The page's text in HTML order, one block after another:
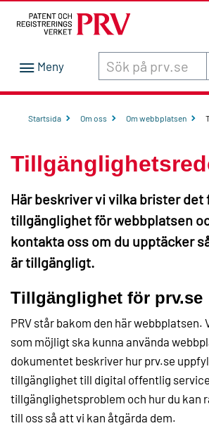
Sök innehåll på siten prv.se
Startsida Om oss Om webbplatsen
Här beskriver vi vilka brister det
tillgänglighet för webbplatsen
kontakta oss om du upptäcker
är tillgängligt.
Tillgänglighet för prv.se
PRV står bakom den här webbplatsen.
som möjligt ska kunna använda
dokumentet beskriver hur prv.se
tillgänglighet till digital offentlig
tillgänglighetsproblem och hur du kan
till oss så att vi kan åtgärda dem.